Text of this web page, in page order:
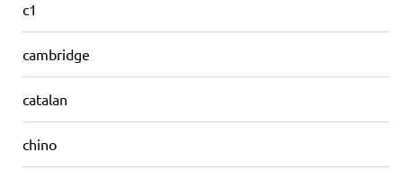
c1
cambridge
catalan
chino